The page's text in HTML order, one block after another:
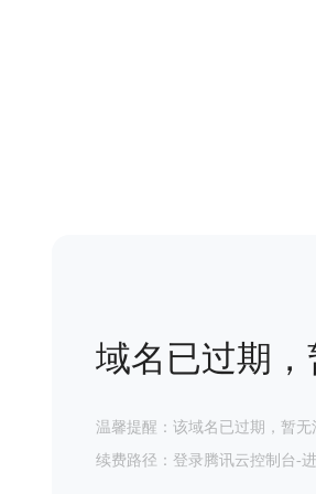
域名已过期
温馨提醒：该域名已过期，暂
续费路径：登录腾讯云控制台-